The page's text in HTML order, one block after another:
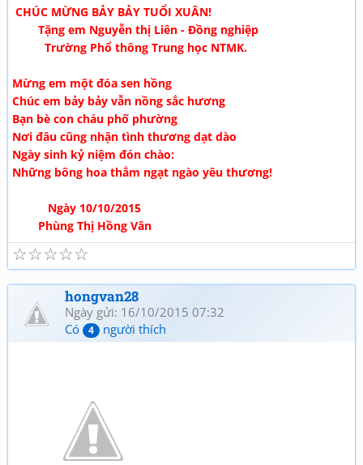
CHÚC MỪNG BẢY BẢY TUỔI XUÂN!
Tặng em Nguyễn thị Liên - Đồng nghiệp
Trường Phổ thông Trung học NTMK.
Mừng em một đóa sen hồng
Chúc em bảy bảy vẫn nồng sắc hương
Bạn bè con cháu phố phường
Nơi đâu cũng nhận tình thương dạt dào
Ngày sinh kỷ niệm đón chào:
Những bông hoa thắm ngạt ngào yêu thương!
Ngày 10/10/2015
Phùng Thị Hồng Vân
☆
☆
☆
☆
☆
hongvan28
Ngày gửi: 16/10/2015 07:32
Có
4 người thích